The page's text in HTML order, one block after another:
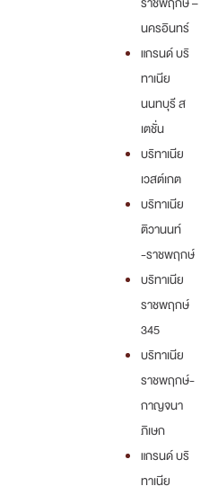
นครอินทร์
แกรนด์ บริ
ทาเนีย
นนทบุรี ส
เตชั่น
บริทาเนีย
เวสต์เกต
บริทาเนีย
ติวานนท์
-ราชพฤกษ์
บริทาเนีย
ราชพฤกษ์
345
บริทาเนีย
ราชพฤกษ์-
กาญจนา
ภิเษก
แกรนด์ บริ
ทาเนีย